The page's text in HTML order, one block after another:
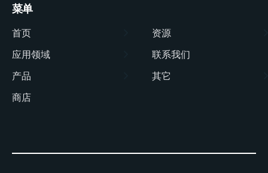
菜单
首页
应用领域
产品
商店
资源
联系我们
其它